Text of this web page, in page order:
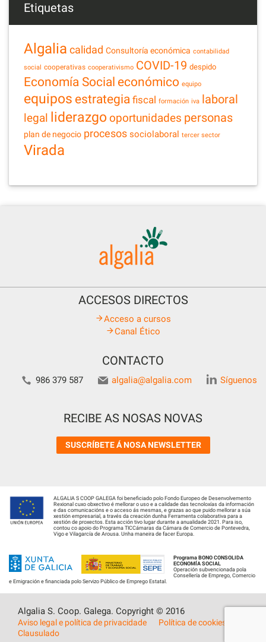
Etiquetas
Algalia calidad Consultoría económica contabilidad
social cooperativas cooperativismo COVID-19 despido
Economía Social económico equipo
equipos estrategia fiscal formación iva laboral
legal liderazgo oportunidades personas
plan de negocio procesos sociolaboral tercer sector
Virada
ACCESOS DIRECTOS
Acceso a cursos
Canal Ético
CONTACTO
986 379 587 algalia@algalia.com Síguenos
RECIBE AS NOSAS NOVAS
SUSCRÍBETE Á NOSA NEWSLETTER
ALGALIA S COOP GALEGA foi beneficiado polo Fondo Europeo de Desenvolvemento
Rexional cuxo obxectivo é mellorar o uso e a calidade das tecnoloxías da información
e das comunicacións e o acceso ás mesmas, e grazas ao que puido mellorar a súa
xestión empresarial, a través da creación dunha Ferramenta colaborativa para a
xestión de proxectos. Esta acción tivo lugar durante a anualidade 2021. Para iso,
contou co apoio do Programa TICCámaras da Cámara de Comercio de Pontevedra,
Vigo e Vilagarcía de Arousa. Unha maneira de facer Europa.
Programa BONO CONSOLIDA
ECONOMÍA SOCIAL
Operación subvencionada pola
Consellería de Emprego, Comercio
e Emigración e financiada polo Servizo Público de Emprego Estatal.
Algalia S. Coop. Galega. Copyright © 2016
Aviso legal e política de privacidade
Política de cookies
Clausulado